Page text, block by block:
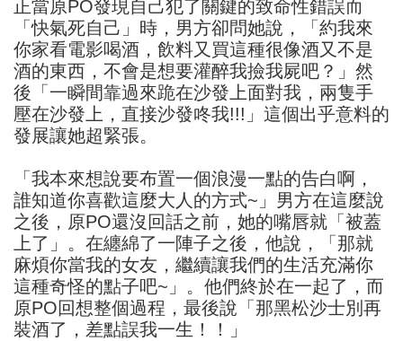
正當原PO發現自己犯了關鍵的致命性錯誤而
「快氣死自己」時，男方卻問她說，「約我來
你家看電影喝酒，飲料又買這種很像酒又不是
酒的東西，不會是想要灌醉我撿我屍吧？」然
後「一瞬間靠過來跪在沙發上面對我，兩隻手
壓在沙發上，直接沙發咚我!!!」這個出乎意料的
發展讓她超緊張。
「我本來想說要布置一個浪漫一點的告白啊，
誰知道你喜歡這麼大人的方式~」男方在這麼說
之後，原PO還沒回話之前，她的嘴唇就「被蓋
上了」。在纏綿了一陣子之後，他說，「那就
麻煩你當我的女友，繼續讓我們的生活充滿你
這種奇怪的點子吧~」。他們終於在一起了，而
原PO回想整個過程，最後說「那黑松沙士別再
裝酒了，差點誤我一生！！」